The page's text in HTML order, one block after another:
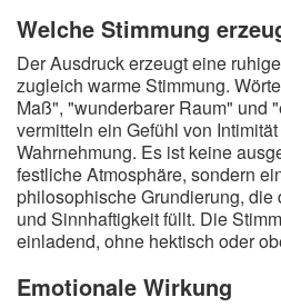
Welche Stimmung
Der Ausdruck erzeugt eine
zugleich warme Stimmung.
Maß", "wunderbarer Raum" und
vermitteln ein Gefühl von
Wahrnehmung. Es ist keine
festliche Atmosphäre, sondern
philosophische Grundierung, die
und Sinnhaftigkeit füllt. Die
einladend, ohne hektisch oder
Emotionale Wirkung